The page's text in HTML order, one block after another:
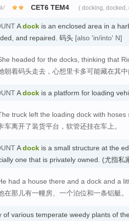
CET6 TEM4 ( docking, docked,
Adock is an enclosed area in a
and repaired. 码头 [also 'in/into' N]
headed for the docks, thinking that
朝着码头走去，心想里卡多可能藏在其中
Adock is a platform for loading
truck left the loading dock with hoses
车离开了装货平台，软管还挂在车上。
Adock is a small structure at the
one that is privately owned. (尤指私
had a house there and a dock and a
在那儿有一幢房、一个泊位和一条铝艇。
of various temperate weedy plants of